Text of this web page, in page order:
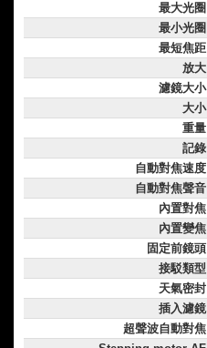
最大光圈
最小光圈
最短焦距
放大
濾鏡大小
大小
重量
記錄
自動對焦速度
自動對焦聲音
內置對焦
內置變焦
固定前鏡頭
接駁類型
天氣密封
插入濾鏡
超聲波自動對焦